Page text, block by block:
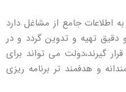
اطلاعات جامع از مشاغل دارد
دقیق تهیه و تدوین گردد و در
گیرند،دولت می تواند برای
و هدفمند تر برنامه ریزی